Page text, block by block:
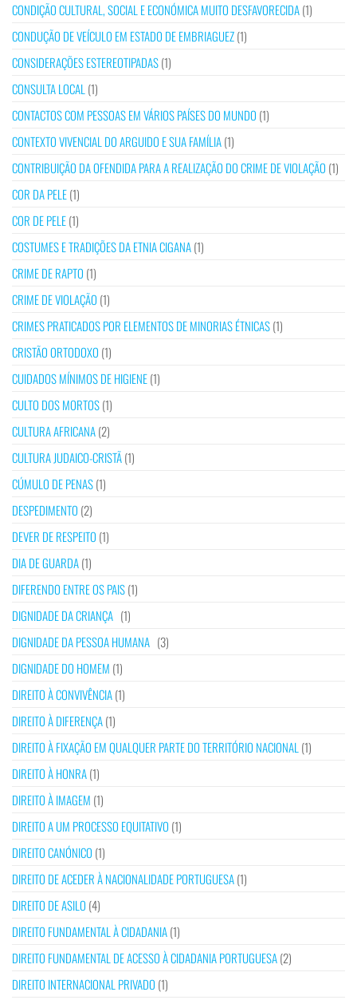
CONDIÇÃO CULTURAL, SOCIAL E ECONÓMICA MUITO DESFAVORECIDA(1)
CONDUÇÃO DE VEÍCULO EM ESTADO DE EMBRIAGUEZ(1)
CONSIDERAÇÕES ESTEREOTIPADAS(1)
CONSULTA LOCAL (1)
CONTACTOS COM PESSOAS EM VÁRIOS PAÍSES DO MUNDO (1)
CONTEXTO VIVENCIAL DO ARGUIDO E SUA FAMÍLIA(1)
CONTRIBUIÇÃO DA OFENDIDA PARA A REALIZAÇÃO DO CRIME DE VIOLAÇÃO (1)
COR DA PELE(1)
COR DE PELE(1)
COSTUMES E TRADIÇÕES DA ETNIA CIGANA(1)
CRIME DE RAPTO (1)
CRIME DE VIOLAÇÃO (1)
CRIMES PRATICADOS POR ELEMENTOS DE MINORIAS ÉTNICAS(1)
CRISTÃO ORTODOXO (1)
CUIDADOS MÍNIMOS DE HIGIENE(1)
CULTO DOS MORTOS(1)
CULTURA AFRICANA(2)
CULTURA JUDAICO-CRISTÃ(1)
CÚMULO DE PENAS(1)
DESPEDIMENTO (2)
DEVER DE RESPEITO (1)
DIA DE GUARDA(1)
DIFERENDO ENTRE OS PAIS(1)
DIGNIDADE DA CRIANÇA (1)
DIGNIDADE DA PESSOA HUMANA (3)
DIGNIDADE DO HOMEM (1)
DIREITO À CONVIVÊNCIA(1)
DIREITO À DIFERENÇA(1)
DIREITO À FIXAÇÃO EM QUALQUER PARTE DO TERRITÓRIO NACIONAL (1)
DIREITO À HONRA(1)
DIREITO À IMAGEM (1)
DIREITO A UM PROCESSO EQUITATIVO (1)
DIREITO CANÓNICO (1)
DIREITO DE ACEDER À NACIONALIDADE PORTUGUESA(1)
DIREITO DE ASILO (4)
DIREITO FUNDAMENTAL À CIDADANIA(1)
DIREITO FUNDAMENTAL DE ACESSO À CIDADANIA PORTUGUESA(2)
DIREITO INTERNACIONAL PRIVADO (1)